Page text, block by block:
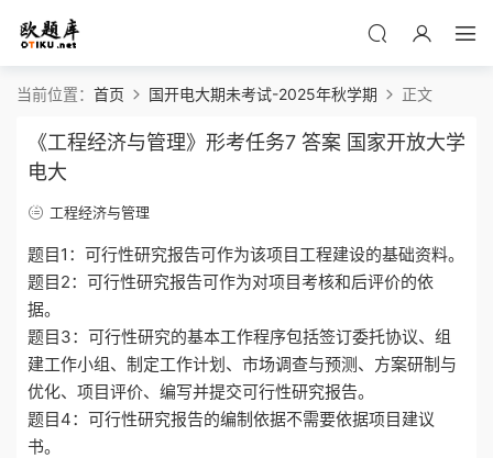
当前位置： 首页 国开电大期未考试-2025年秋学期 正文
《工程经济与管理》形考任务7 答案 国家开放大学
电大
工程经济与管理
题目1：可行性研究报告可作为该项目工程建设的基础资料。
题目2：可行性研究报告可作为对项目考核和后评价的依
据。
题目3：可行性研究的基本工作程序包括签订委托协议、组
建工作小组、制定工作计划、市场调查与预测、方案研制与
优化、项目评价、编写并提交可行性研究报告。
题目4：可行性研究报告的编制依据不需要依据项目建议
书。